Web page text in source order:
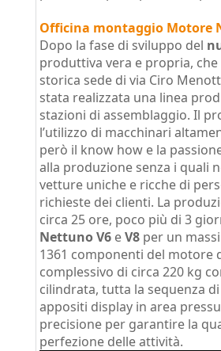
Officina montaggio Motore
Dopo la fase di sviluppo del
produttiva vera e propria,
storica sede di via Ciro
stata realizzata una linea
stazioni di assemblaggio. Il
l’utilizzo di macchinari
però il know how e la
alla produzione senza i quali
vetture uniche e ricche di
richieste dei clienti. La
circa 25 ore, poco più di 3
Nettuno V6 eV8 per un
1361 componenti del motore
complessivo di circa 220 kg
cilindrata, tutta la sequenza
appositi display in area
precisione per garantire la
perfezione delle attività.